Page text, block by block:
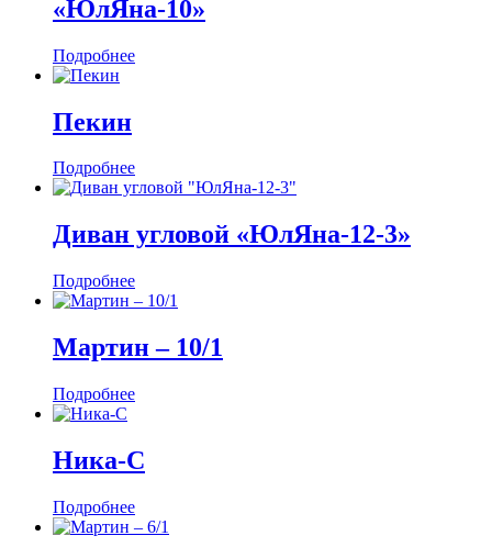
«ЮлЯна-10»
Подробнее
Пекин
Подробнее
Диван угловой «ЮлЯна-12-3»
Подробнее
Мартин ‒ 10/1
Подробнее
Ника-С
Подробнее